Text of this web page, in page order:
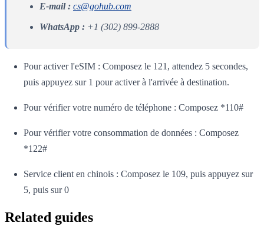
E-mail : cs@gohub.com
WhatsApp : +1 (302) 899-2888
Pour activer l'eSIM : Composez le 121, attendez 5 secondes,
puis appuyez sur 1 pour activer à l'arrivée à destination.
Pour vérifier votre numéro de téléphone : Composez *110#
Pour vérifier votre consommation de données : Composez
*122#
Service client en chinois : Composez le 109, puis appuyez sur
5, puis sur 0
Related guides